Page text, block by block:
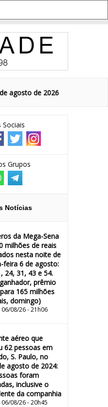
agosto de 2026
Sociais
Grupos
Notícias
da Mega-Sena
milhões de reais
nesta noite de
feira 6 de agosto:
24, 31, 43 e 54.
prêmio
165 milhões
domingo)
08/26 - 21h06
aéreo que
62 pessoas em
S. Paulo, no
agosto de 2024:
foram
inclusive o
da companhia
08/26 - 20h45